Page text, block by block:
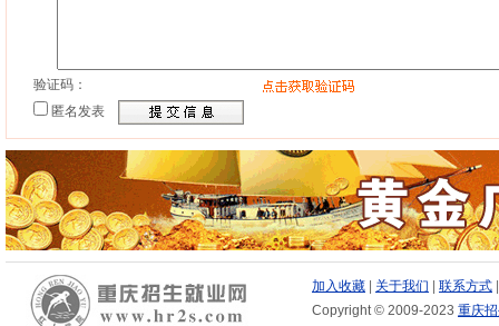
验证码：
匿名发表
加入收藏 关于我们 联系方式
Copyright © 2009-2023 重庆